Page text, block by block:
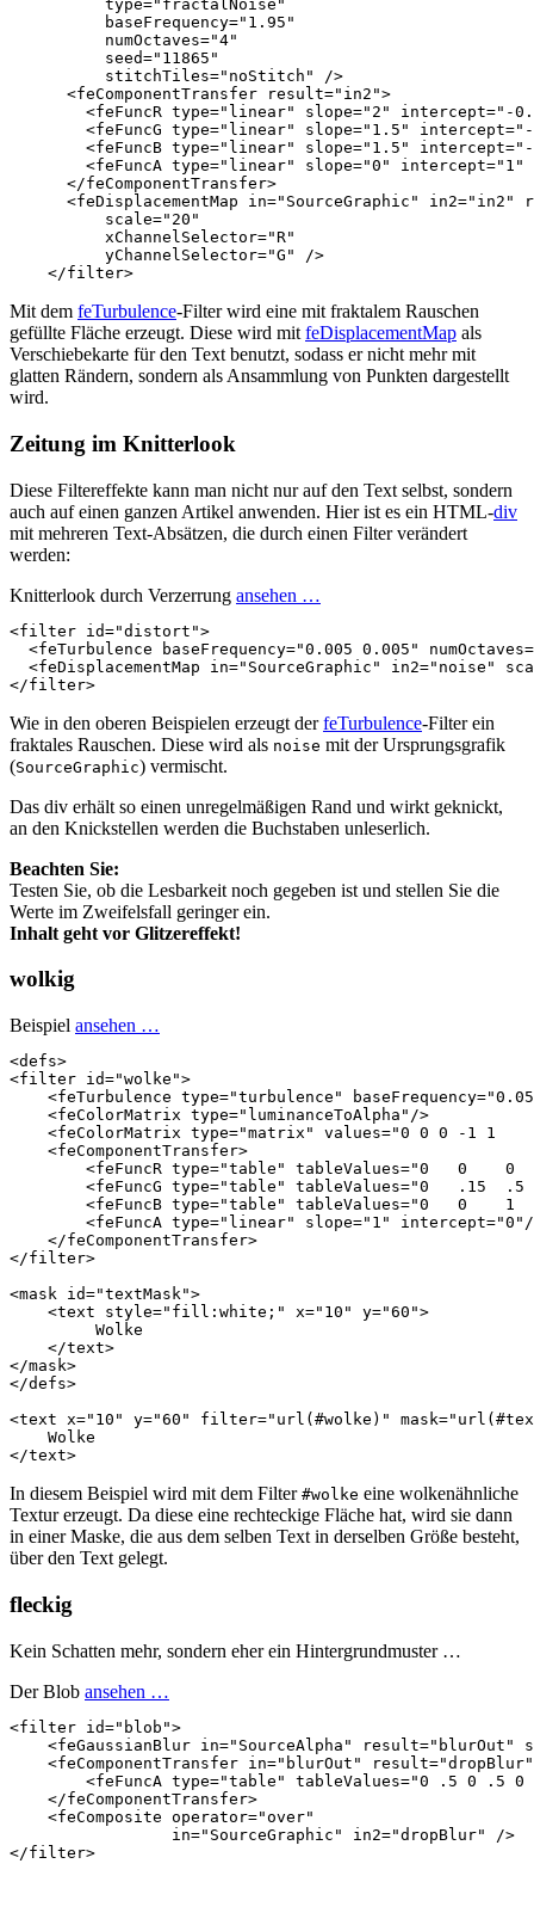
type="fractalNoise"
baseFrequency="1.95"
numOctaves="4"
seed="11865"
stitchTiles="noStitch"
/>
<feComponentTransfer
result="in2">
<feFuncR type="linear" slope="2" intercept="-
<feFuncG type="linear" slope="1.5" intercept=
<feFuncB type="linear" slope="1.5" intercept=
<feFuncA type="linear" slope="0" intercept="1"
</feComponentTransfer>
<feDisplacementMap
in="SourceGraphic" in2="in2"
scale="20"
xChannelSelector="R"
yChannelSelector="G"
/>
</filter>
Mit dem feTurbulence-Filter wird eine mit fraktalem Rauschen
gefüllte Fläche erzeugt. Diese wird mit feDisplacementMap als
Verschiebekarte für den Text benutzt, sodass er nicht mehr mit
glatten Rändern, sondern als Ansammlung von Punkten dargestellt
wird.
Zeitung im Knitterlook
Diese Filtereffekte kann man nicht nur auf den Text selbst, sondern
auch auf einen ganzen Artikel anwenden. Hier ist es ein HTML-div
mit mehreren Text-Absätzen, die durch einen Filter verändert
werden:
Knitterlook durch Verzerrung ansehen …
<filter id="distort">
<feTurbulence
baseFrequency="0.005 0.005"
numOctaves=
<feDisplacementMap
in="SourceGraphic" in2="noise"
</filter>
Wie in den oberen Beispielen erzeugt derfeTurbulence-Filter ein
fraktales Rauschen. Diese wird als noise mit der Ursprungsgrafik
(SourceGraphic) vermischt.
Das div erhält so einen unregelmäßigen Rand und wirkt geknickt,
an den Knickstellen werden die Buchstaben unleserlich.
Beachten Sie:
Testen Sie, ob die Lesbarkeit noch gegeben ist und stellen Sie die
Werte im Zweifelsfall geringer ein.
Inhalt geht vor Glitzereffekt!
wolkig
Beispiel ansehen …
<defs>
<filter id="wolke">
<feTurbulence type="turbulence" baseFrequency=
<feColorMatrix type="luminanceToAlpha" />
<feColorMatrix type="matrix" values="0 0 0 -1 1
<feComponentTransfer>
<feFuncR type="table" tableValues="0   0    0
<feFuncG type="table" tableValues="0   .15  .5
<feFuncB type="table" tableValues="0   0    1
<feFuncA type="linear" slope="1" intercept="0" /
</feComponentTransfer>
</filter>
<mask id="textMask">
<text
style="fill:white;" x="10" y="60">
         Wolke
</text>
</mask>
</defs>
<text x="10" y="60" filter="url(#wolke)" mask=
</text>
In diesem Beispiel wird mit dem Filter #wolke eine wolkenähnliche
Textur erzeugt. Da diese eine rechteckige Fläche hat, wird sie dann
in einer Maske, die aus dem selben Text in derselben Größe besteht,
über den Text gelegt.
fleckig
Kein Schatten mehr, sondern eher ein Hintergrundmuster …
Der Blob ansehen …
<filter id="blob">
<feGaussianBlur in="SourceAlpha" result="blurOut"
<feComponentTransfer in="blurOut" result="dropBlur"
<feFuncA type="table" tableValues="0 .5 0 .5 0
</feComponentTransfer>
<feComposite operator="over"
in="SourceGraphic" in2="dropBlur"
/>
</filter>